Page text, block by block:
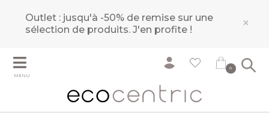
Outlet : jusqu'à -50% de remise sur une
sélection de produits.J'en profite ! ×
MENU
0